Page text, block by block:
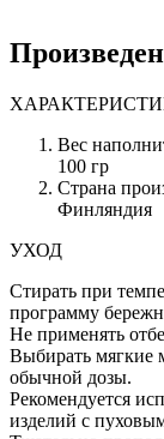
Вес
100 гр
Страна
Финляндия
УХОД
Стирать при
программу
Не применять
Выбирать мягкие
обычной дозы.
Рекомендуется
изделий с